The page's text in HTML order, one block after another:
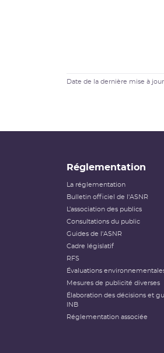
Date de la dernière mise à jour
Réglementation
La réglementation
Bulletin officiel de l'ASNR
L’association des publics
Consultations du public
Guides de l'ASNR
Cadre législatif
RFS
Évaluations
Mesures de publicité diverses
Élaboration des décisions et
INB
Réglementation associée